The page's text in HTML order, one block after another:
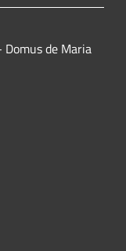
de Maria